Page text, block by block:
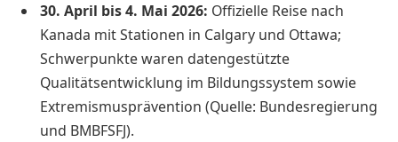
30. April bis 4. Mai 2026: Offizielle Reise nach
Kanada mit Stationen in Calgary und Ottawa;
Schwerpunkte waren datengestützte
Qualitätsentwicklung im Bildungssystem sowie
Extremismusprävention (Quelle: Bundesregierung
und BMBFSFJ).